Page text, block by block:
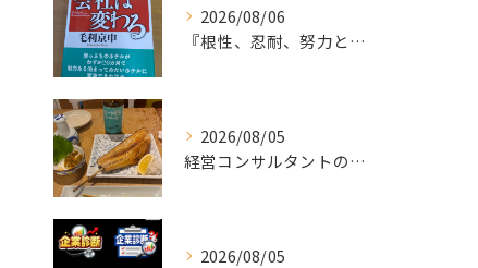
2026/08/06
『根性、忍耐、努力という言葉は死語なのか』
2026/08/05
経営コンサルタントのモーちゃん・毛利京申です。
2026/08/05